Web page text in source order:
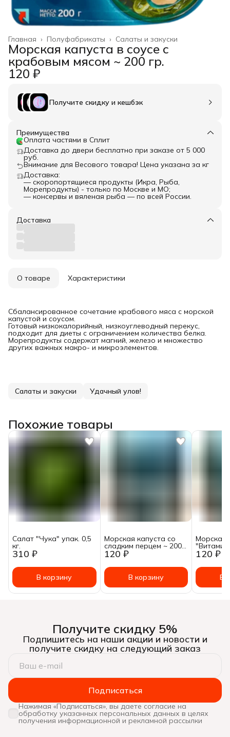
Салаты и закуски
Полуфабрикаты ›
Главная ›
Морская капуста в соусе с
крабовым мясом ~ 200 гр.
120 ₽
Получите скидку и кешбэк
Преимущества
Оплата частями в Сплит
Доставка до двери бесплатно при заказе от 5 000
руб.
Внимание для Весового товара! Цена указана за кг
Доставка:
— скоропортящиеся продукты (Икра, Рыба,
Морепродукты) - только по Москве и МО;
— консервы и вяленая рыба — по всей России.
Доставка
О товаре Характеристики
Сбалансированное сочетание крабового мяса с морской
капустой и соусом.
Готовый низкокалорийный, низкоуглеводный перекус,
подходит для диеты с ограничением количества белка.
Морепродукты содержат магний, железо и множество
других важных макро- и микроэлементов.
Салаты и закуски Удачный улов!
Похожие товары
310 ₽
Салат "Чука" упак. 0,5
кг.
В корзину
120 ₽
Морская капуста со
сладким перцем ~ 200
гр.
В корзину
120 ₽
Морская
В
Получите скидку 5%
Подпишитесь на наши акции и новости и
получите скидку на следующий заказ
Подписаться
Нажимая «Подписаться», вы даете согласие на
обработку указанных персональных данных в целях
получения информационной и рекламной рассылки